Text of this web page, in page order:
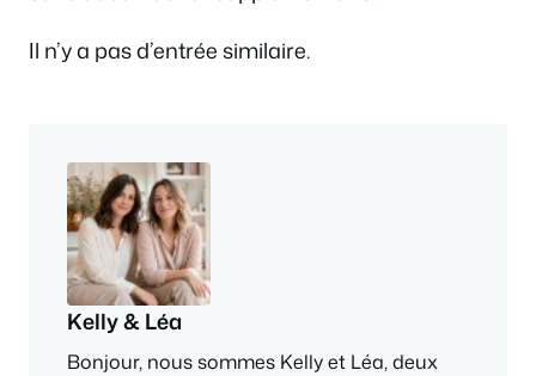
Il n’y a pas d’entrée similaire.
Kelly & Léa
Bonjour, nous sommes Kelly et Léa, deux